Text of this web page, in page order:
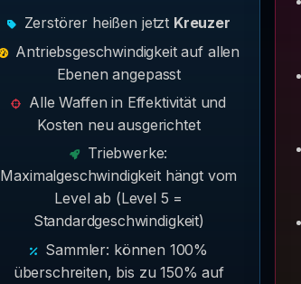
Zerstörer heißen jetzt Kreuzer
Antriebsgeschwindigkeit auf allen
Ebenen angepasst
Alle Waffen in Effektivität und
Kosten neu ausgerichtet
Triebwerke:
Maximalgeschwindigkeit hängt vom
Level ab (Level 5 =
Standardgeschwindigkeit)
Sammler: können 100%
überschreiten, bis zu 150% auf